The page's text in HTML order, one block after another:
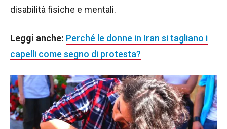
disabilità fisiche e mentali.
Leggi anche: Perché le donne in Iran si tagliano i
capelli come segno di protesta?